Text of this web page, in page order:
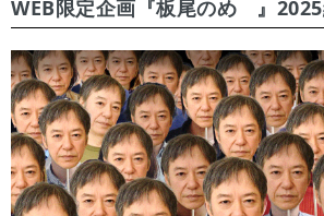
WEB限定企画『板尾のめ゙』